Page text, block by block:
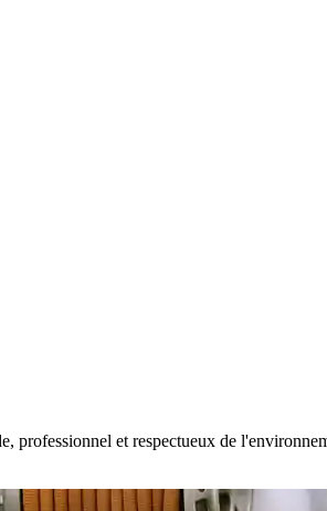
professionnel et respectueux de